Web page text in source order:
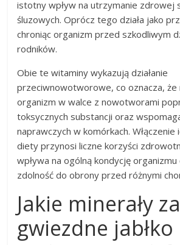
istotny wpływ na utrzymanie zdrowej
śluzowych. Oprócz tego działa jako
chroniąc organizm przed szkodliwym
rodników.
Obie te witaminy wykazują działanie
przeciwnowotworowe, co oznacza,
organizm w walce z nowotworami
toksycznych substancji oraz
naprawczych w komórkach. Włączenie
diety przynosi liczne korzyści
wpływa na ogólną kondycję
zdolność do obrony przed różnymi
Jakie minerały
gwiezdne